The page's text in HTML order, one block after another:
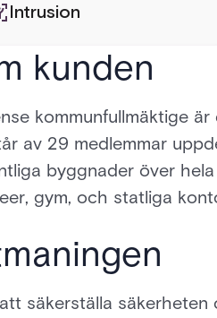
Intrusion
kunden
kommunfullmäktige
av 29 medlemmar
byggnader över
gym, och statliga
säkerställa